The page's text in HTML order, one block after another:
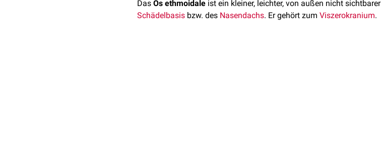
Das Os ethmoidale ist ein kleiner, leichter, von außen nicht sichtbarer
Schädelbasis bzw. des Nasendachs. Er gehört zum Viszerokranium.